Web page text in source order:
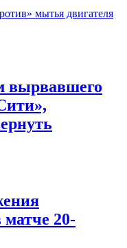
мытья двигателя
вырвавшего
20-